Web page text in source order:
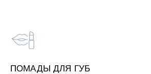
ПОМАДЫ ДЛЯ ГУБ